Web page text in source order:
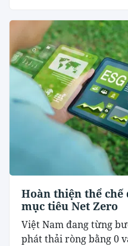
Hoàn thiện thể
mục tiêu Net Zero
Việt Nam đang từng
phát thải ròng bằng 0